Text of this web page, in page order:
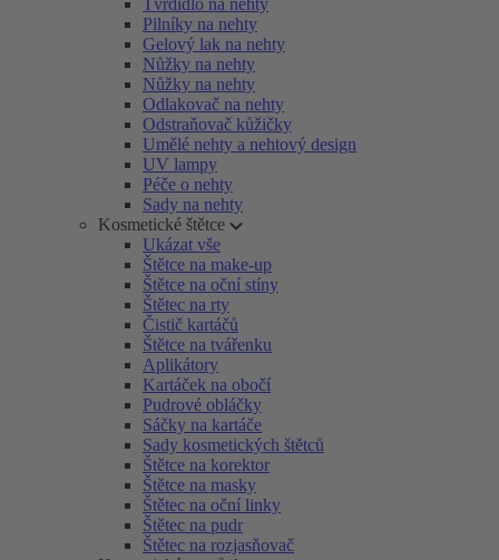
Tvrdidlo na nehty
Pilníky na nehty
Gelový lak na nehty
Nůžky na nehty
Nůžky na nehty
Odlakovač na nehty
Odstraňovač kůžičky
Umělé nehty a nehtový design
UV lampy
Péče o nehty
Sady na nehty
Kosmetické štětce
Ukázat vše
Štětce na make-up
Štětce na oční stíny
Štětec na rty
Čistič kartáčů
Štětce na tvářenku
Aplikátory
Kartáček na obočí
Pudrové obláčky
Sáčky na kartáče
Sady kosmetických štětců
Štětce na korektor
Štětce na masky
Štětec na oční linky
Štětec na pudr
Štětec na rozjasňovač